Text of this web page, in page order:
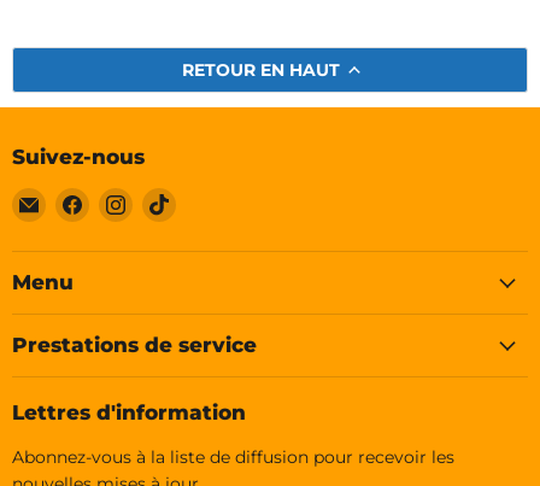
RETOUR EN HAUT
Suivez-nous
Email
Soleplastic
Trouvez-
nous
sur
Trouvez-
nous
sur
Trouvez-
sur
Menu
Prestations de service
Lettres d'information
Abonnez-vous à la liste de diffusion pour recevoir les